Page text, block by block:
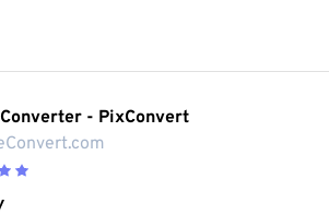
- PixConvert